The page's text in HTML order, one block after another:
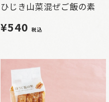
ひじき山菜混ぜご飯の素
¥540税込